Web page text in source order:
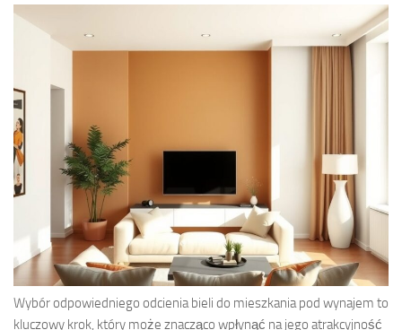
Wybór odpowiedniego odcienia bieli do mieszkania pod wynajem to
kluczowy krok, który może znacząco wpłynąć na jego atrakcyjność